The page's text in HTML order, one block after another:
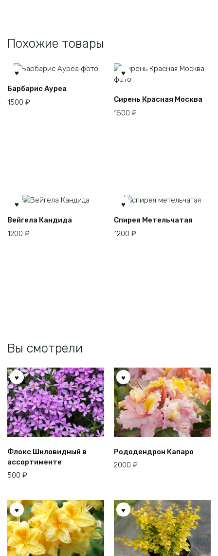
Похожие товары
Барбарис Ауреа
1500 ₽
Сирень Красная Москва
1500 ₽
Вейгела Кандида
1200 ₽
Спирея Метельчатая
1200 ₽
Вы смотрели
Флокс Шиловидный в
ассортименте
500 ₽
Рододендрон Капаро
2000 ₽